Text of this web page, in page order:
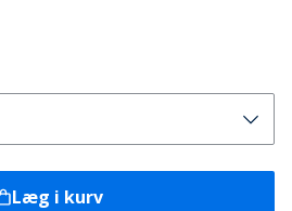
Læg i kurv